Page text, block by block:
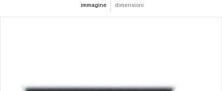
immagine dimensioni